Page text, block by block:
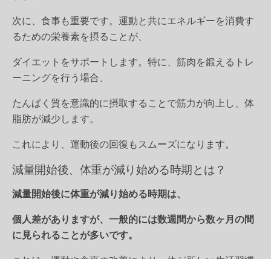
次に、食事も重要です。運動と共にエネルギーを消費す
るための栄養素を摂ることが、
ダイエットをサポートします。特に、筋肉を鍛えるトレ
ーニングを行う場合、
たんぱく質を意識的に摂取することで筋力が向上し、体
脂肪が減少します。
これにより、運動後の回復もスムーズになります。
減量開始後、体重が減り始める時期とは？
減量開始後に体重が減り始める時期は、
個人差がありますが、一般的には数週間から数ヶ月の間
に見られることが多いです。